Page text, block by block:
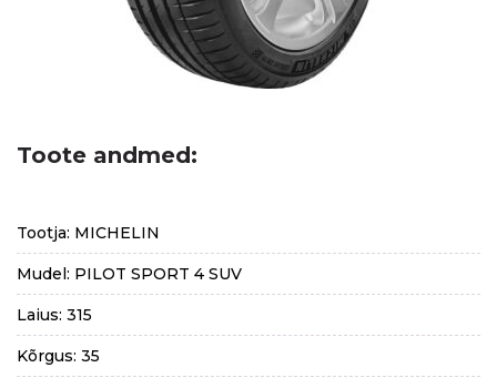
Toote andmed:
Tootja: MICHELIN
Mudel: PILOT SPORT 4 SUV
Laius: 315
Kõrgus: 35